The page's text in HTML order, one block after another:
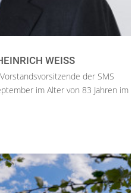
WEISS
der SMS
im Alter von 83 Jahren im